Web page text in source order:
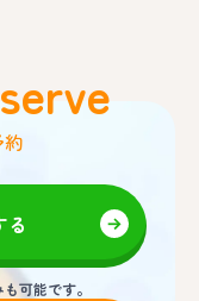
可能です。